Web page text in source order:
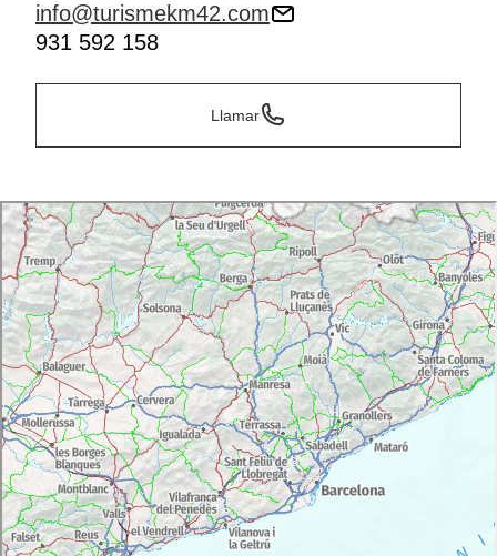
info@turismekm42.com
931 592 158
Llamar